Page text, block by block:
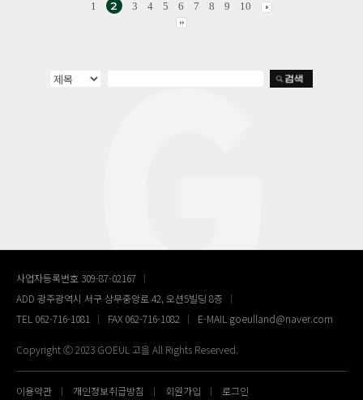
1 2 3 4 5 6 7 8 9 10
사업자등록번호 309-87-02167
ADD 광주광역시 서구 상무중앙로 42, 오션5빌딩 8층
TEL 062-716-1081
FAX 062-716-1082 E-MAIL goeulland@naver.com
Copyright Ⓒ 2023 GOEUL 고을 All Rights Reserved.
이용약관 개인정보취급방침 회원가입 로그인